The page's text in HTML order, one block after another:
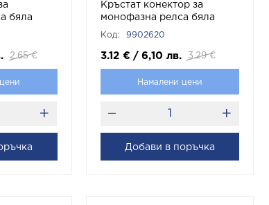
бяла
VITO
2.65 €
Кръстат конектор за
монофазна релса бяла
APT1 Черно 9902620 VITO
Код: 9902620
3.12 € / 6,10 лв. 3.29 €
Намалени цени
Добави в поръчка